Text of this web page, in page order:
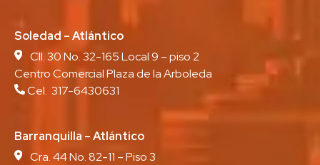
Soledad – Atlántico
Cll. 30 No. 32-165 Local 9 – piso 2
Centro Comercial Plaza de la Arboleda
Cel. 317-6430631
Barranquilla – Atlántico
Cra. 44 No. 82-11 – Piso 3